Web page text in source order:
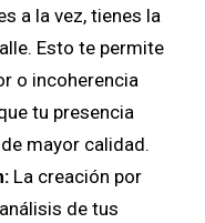
a la vez, tienes la
Esto te permite
o incoherencia
tu presencia
mayor calidad.
La creación por
de tus